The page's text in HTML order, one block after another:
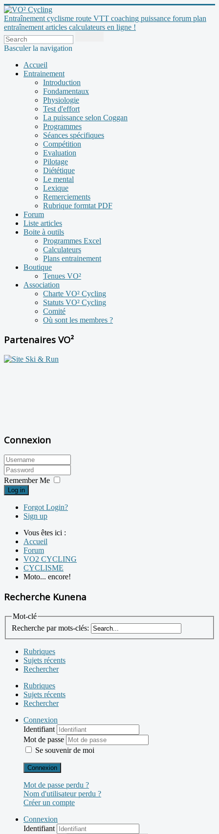
Entraînement cyclisme route VTT coaching puissance forum plan
entraînement articles calculateurs en ligne !
Basculer la navigation
Accueil
Entrainement
Introduction
Fondamentaux
Physiologie
Test d'effort
La puissance selon Coggan
Programmes
Séances spécifiques
Compétition
Evaluation
Pilotage
Diététique
Le mental
Lexique
Remerciements
Rubrique formtat PDF
Forum
Liste articles
Boite à outils
Programmes Excel
Calculateurs
Plans entrainement
Boutique
Tenues VO²
Association
Charte VO² Cycling
Statuts VO² Cycling
Comité
Où sont les membres ?
Partenaires VO²
Connexion
Remember Me
Log in
Forgot Login?
Sign up
Vous êtes ici :
Accueil
Forum
VO2 CYCLING
CYCLISME
Moto... encore!
Recherche Kunena
Mot-clé
Recherche par mots-clés:
Rubriques
Sujets récents
Rechercher
Rubriques
Sujets récents
Rechercher
Connexion
Identifiant
Mot de passe
Se souvenir de moi
Connexion
Mot de passe perdu ?
Nom d'utilisateur perdu ?
Créer un compte
Connexion
Identifiant